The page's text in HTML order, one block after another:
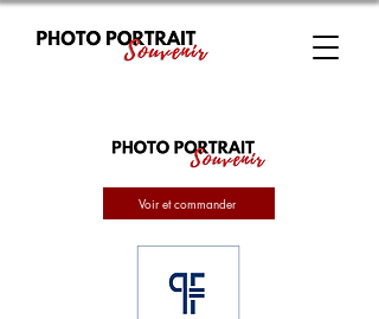
Voir et commander